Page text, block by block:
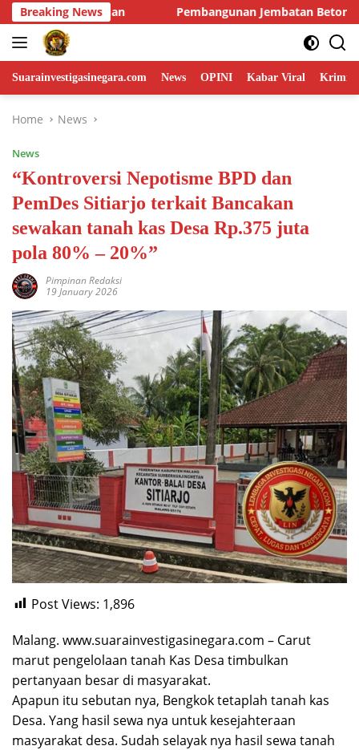
Skip
to
content
Breaking News
Beton Merah Putih Kuntap Terus Dikerjakan Demi
Suarainvestigasinegara.com News OPINI Kabar Viral
Home News
News
“Kontroversi Nepotisme BPD dan
PemDes Sitiarjo terkait Bancakan
sewakan tanah kas Desa Rp.375 juta
pola 80% – 20%”
Pimpinan Redaksi
19 January 2026
Post Views: 1,896
Malang. www.suarainvestigasinegara.com – Carut
marut pengelolaan tanah Kas Desa timbulkan
pertanyaan besar di masyarakat.
Apapun itu sebutan nya, Bengkok tetaplah tanah kas
Desa. Yang hasil sewa nya untuk kesejahteraan
masyarakat desa. Sudah selayak nya hasil sewa tanah